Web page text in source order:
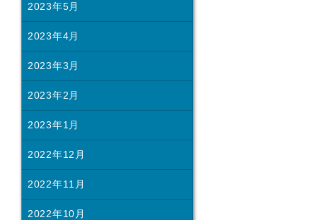
2023年5月
2023年4月
2023年3月
2023年2月
2023年1月
2022年12月
2022年11月
2022年10月